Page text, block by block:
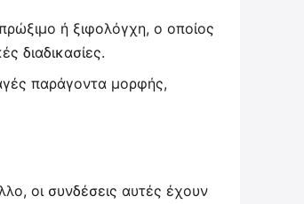
ή ξιφολόγχη, ο οποίος
διαδικασίες.
παράγοντα μορφής,
οι συνδέσεις αυτές έχουν